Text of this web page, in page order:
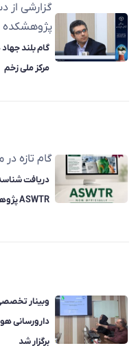
گزارشی از
پژوهشکده
گام بلند
مرکز ملی زخم
گام تازه
دریافت
ASWTR پژوهشکده فناوری‌های زخم و ترمیم بافت یارا
وبینار
دارورسانی
برگزار شد